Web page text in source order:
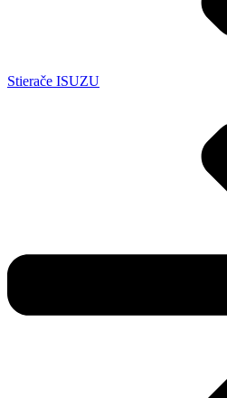
Stierače ISUZU